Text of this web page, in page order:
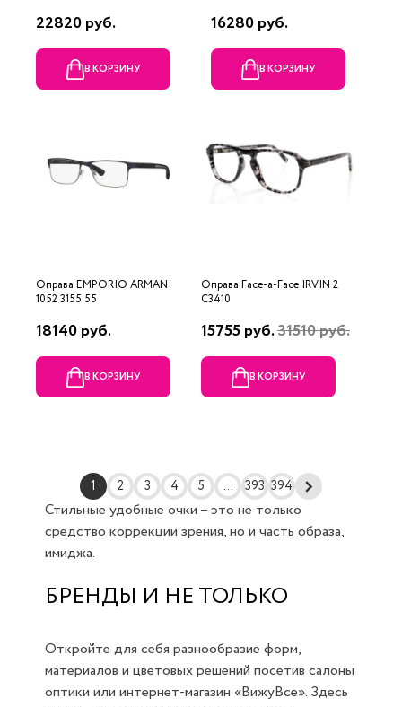
22820 руб.
В КОРЗИНУ
16280 руб.
В КОРЗИНУ
Оправа EMPORIO ARMANI
1052 3155 55
18140 руб.
В КОРЗИНУ
Оправа Face-a-Face IRVIN 2
C3410
15755 руб.31510 руб.
В КОРЗИНУ
1 2 3 4 5 ... 393 394
Стильные удобные очки – это не только
средство коррекции зрения, но и часть образа,
имиджа.
БРЕНДЫ И НЕ ТОЛЬКО
Откройте для себя разнообразие форм,
материалов и цветовых решений посетив салоны
оптики или интернет-магазин «ВижуВсе». Здесь